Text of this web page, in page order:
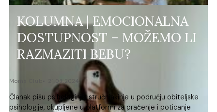
KOLUMNA | EMOCIONALNA
DOSTUPNOST – MOŽEMO LI
RAZMAZITI BEBU?
Moms Club
Članak pišu psihologinje, stručnjakinje u području obiteljske
psihologije, okupljene u platformi za praćenje i poticanje